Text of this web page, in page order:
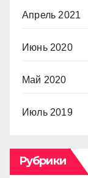
Апрель 2021
Июнь 2020
Май 2020
Июль 2019
Рубрики